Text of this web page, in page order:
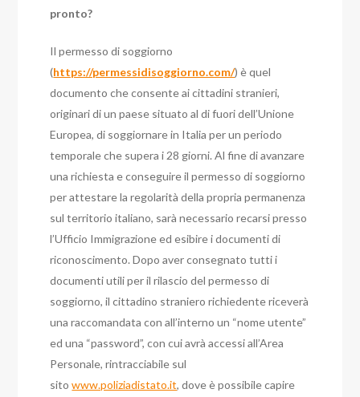
pronto?
Il permesso di soggiorno
(https://permessidisoggiorno.com/) è quel
documento che consente ai cittadini stranieri,
originari di un paese situato al di fuori dell’Unione
Europea, di soggiornare in Italia per un periodo
temporale che supera i 28 giorni. Al fine di avanzare
una richiesta e conseguire il permesso di soggiorno
per attestare la regolarità della propria permanenza
sul territorio italiano, sarà necessario recarsi presso
l’Ufficio Immigrazione ed esibire i documenti di
riconoscimento. Dopo aver consegnato tutti i
documenti utili per il rilascio del permesso di
soggiorno, il cittadino straniero richiedente riceverà
una raccomandata con all’interno un “nome utente”
ed una “password”, con cui avrà accessi all’Area
Personale, rintracciabile sul
sitowww.poliziadistato.it, dove è possibile capire